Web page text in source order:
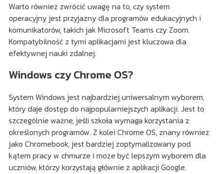
Warto również zwrócić uwagę na to, czy system
operacyjny jest przyjazny dla programów edukacyjnych i
komunikatorów, takich jak Microsoft Teams czy Zoom.
Kompatybilność z tymi aplikacjami jest kluczowa dla
efektywnej nauki zdalnej.
Windows czy Chrome OS?
System Windows jest najbardziej uniwersalnym wyborem,
który daje dostęp do najpopularniejszych aplikacji. Jest to
szczególnie ważne, jeśli szkoła wymaga korzystania z
określonych programów. Z kolei Chrome OS, znany również
jako Chromebook, jest bardziej zoptymalizowany pod
kątem pracy w chmurze i może być lepszym wyborem dla
uczniów, którzy korzystają głównie z aplikacji Google.